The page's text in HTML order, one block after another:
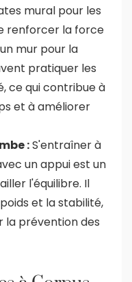
mural pour les
renforcer la force
mur pour la
pratiquer les
ce qui contribue à
et à améliorer
:S'entraîner à
un appui est un
l'équilibre. Il
et la stabilité,
la prévention des